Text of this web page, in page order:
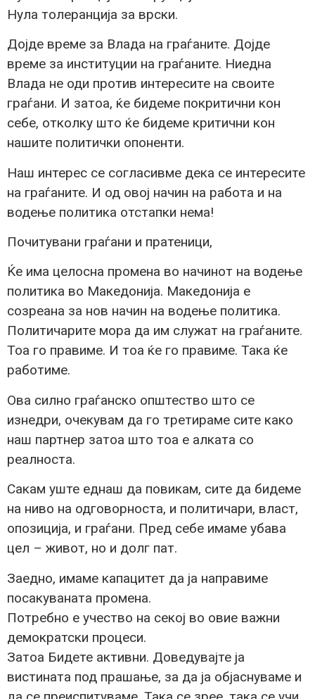
Нула толеранција за врски.
Дојде време за Влада на граѓаните. Дојде
време за институции на граѓаните. Ниедна
Влада не оди против интересите на своите
граѓани. И затоа, ќе бидеме покритични кон
себе, отколку што ќе бидеме критични кон
нашите политички опоненти.
Наш интерес се согласивме дека се интересите
на граѓаните. И од овој начин на работа и на
водење политика отстапки нема!
Почитувани граѓани и пратеници,
Ќе има целосна промена во начинот на водење
политика во Македонија. Македонија е
созреана за нов начин на водење политика.
Политичарите мора да им служат на граѓаните.
Тоа го правиме. И тоа ќе го правиме. Така ќе
работиме.
Ова силно граѓанско општество што се
изнедри, очекувам да го третираме сите како
наш партнер затоа што тоа е алката со
реалноста.
Сакам уште еднаш да повикам, сите да бидеме
на ниво на одговорноста, и политичари, власт,
опозиција, и граѓани. Пред себе имаме убава
цел – живот, но и долг пат.
Заедно, имаме капацитет да ја направиме
посакуваната промена.
Потребно е учество на секој во овие важни
демократски процеси.
Затоа Бидете активни. Доведувајте ја
вистината под прашање, за да ја објаснуваме и